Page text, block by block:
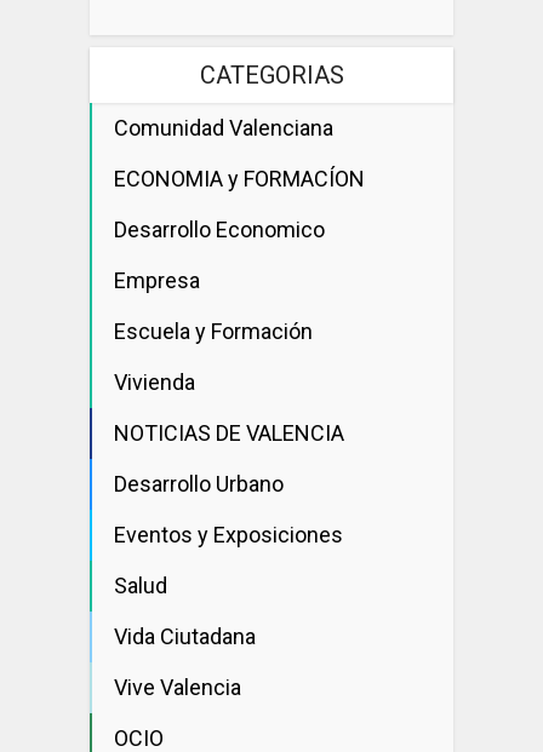
CATEGORIAS
Comunidad Valenciana
ECONOMIA y FORMACÍON
Desarrollo Economico
Empresa
Escuela y Formación
Vivienda
NOTICIAS DE VALENCIA
Desarrollo Urbano
Eventos y Exposiciones
Salud
Vida Ciutadana
Vive Valencia
OCIO